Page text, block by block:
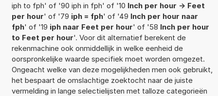
iph to fph' of '90 iph in fph' of '10 Inch per hour -> Feet
per hour' of '79 iph = fph' of '49 Inch per hour naar
fph' of '19 iph naar Feet per hour' of '58 Inch per hour
to Feet per hour'. Voor dit alternatief berekent de
rekenmachine ook onmiddellijk in welke eenheid de
oorspronkelijke waarde specifiek moet worden omgezet.
Ongeacht welke van deze mogelijkheden men ook gebruikt,
het bespaart de omslachtige zoektocht naar de juiste
vermelding in lange selectielijsten met talloze categorieën